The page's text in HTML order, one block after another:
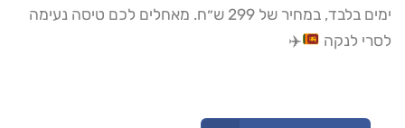
ימים בלבד, במחיר של 299 ש״ח. מאחלים לכם טיסה נעימה
לסרי לנקה
✈️